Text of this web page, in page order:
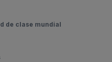
de clase mundial